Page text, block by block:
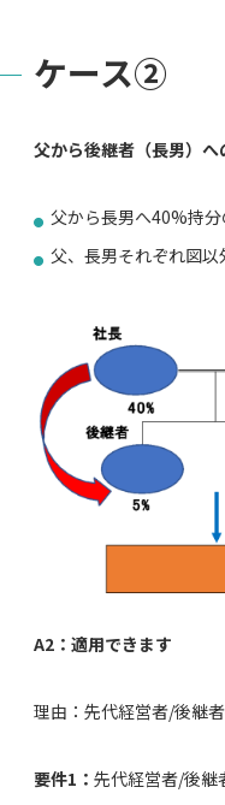
ケース②
父から後継者（長男）へ
父から長男へ40%持
父、長男それぞれ図
A2：適用できます
理由：先代経営者/後継
要件1： 先代経営者/後継